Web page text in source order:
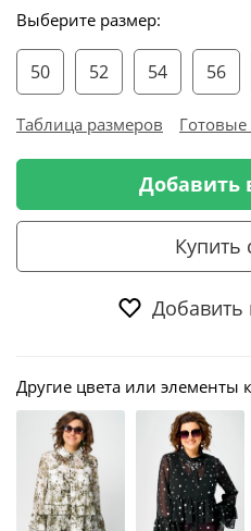
Выберите размер:
50 52 54 56
Таблица размеров
Добавить
Купить
Добавить
Другие цвета или элементы